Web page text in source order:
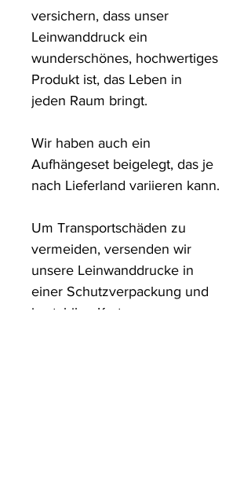
versichern, dass unser
Leinwanddruck ein
wunderschönes, hochwertiges
Produkt ist, das Leben in
jeden Raum bringt.
Wir haben auch ein
Aufhängeset beigelegt, das je
nach Lieferland variieren kann.
Um Transportschäden zu
vermeiden, versenden wir
unsere Leinwanddrucke in
einer Schutzverpackung und
in stabilen Kartons.